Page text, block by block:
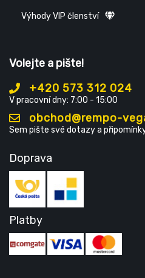
Výhody VIP členství
Volejte a pište!
+420 573 312 024
V pracovní dny: 7:00 - 15:00
obchod@rempo-
Sem pište své dotazy a
Doprava
Platby